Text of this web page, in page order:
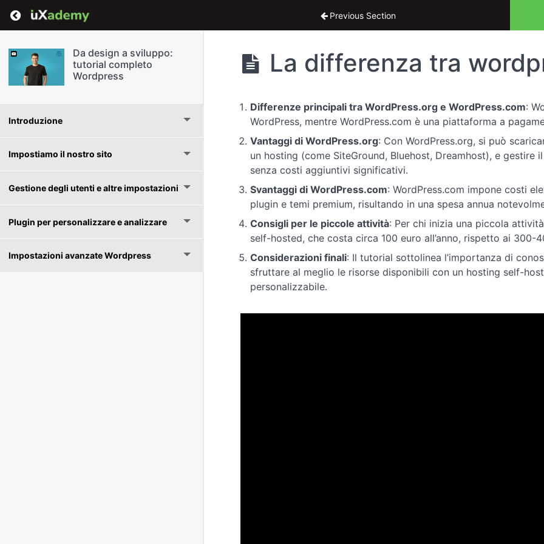
Return to course: Da design a sviluppo: tutorial completo WordPress
Previous Section
Da design a sviluppo:
tutorial completo
Wordpress
Introduzione
Impostiamo il nostro sito
Gestione degli utenti e altre impostazioni
Plugin per personalizzare e analizzare
Impostazioni avanzate Wordpress
La differenza tra
Differenze principali tra WordPress.org e WordPress.com:
WordPress, mentre WordPress.com è una piattaforma a
Vantaggi di WordPress.org: Con WordPress.org, si può
un hosting (come SiteGround, Bluehost, Dreamhost), e
senza costi aggiuntivi significativi.
Svantaggi di WordPress.com: WordPress.com impone costi
plugin e temi premium, risultando in una spesa annua
Consigli per le piccole attività: Per chi inizia una piccola
self-hosted, che costa circa 100 euro all’anno, rispetto ai 300-
Considerazioni finali: Il tutorial sottolinea l’importanza di
sfruttare al meglio le risorse disponibili con un hosting self-
personalizzabile.